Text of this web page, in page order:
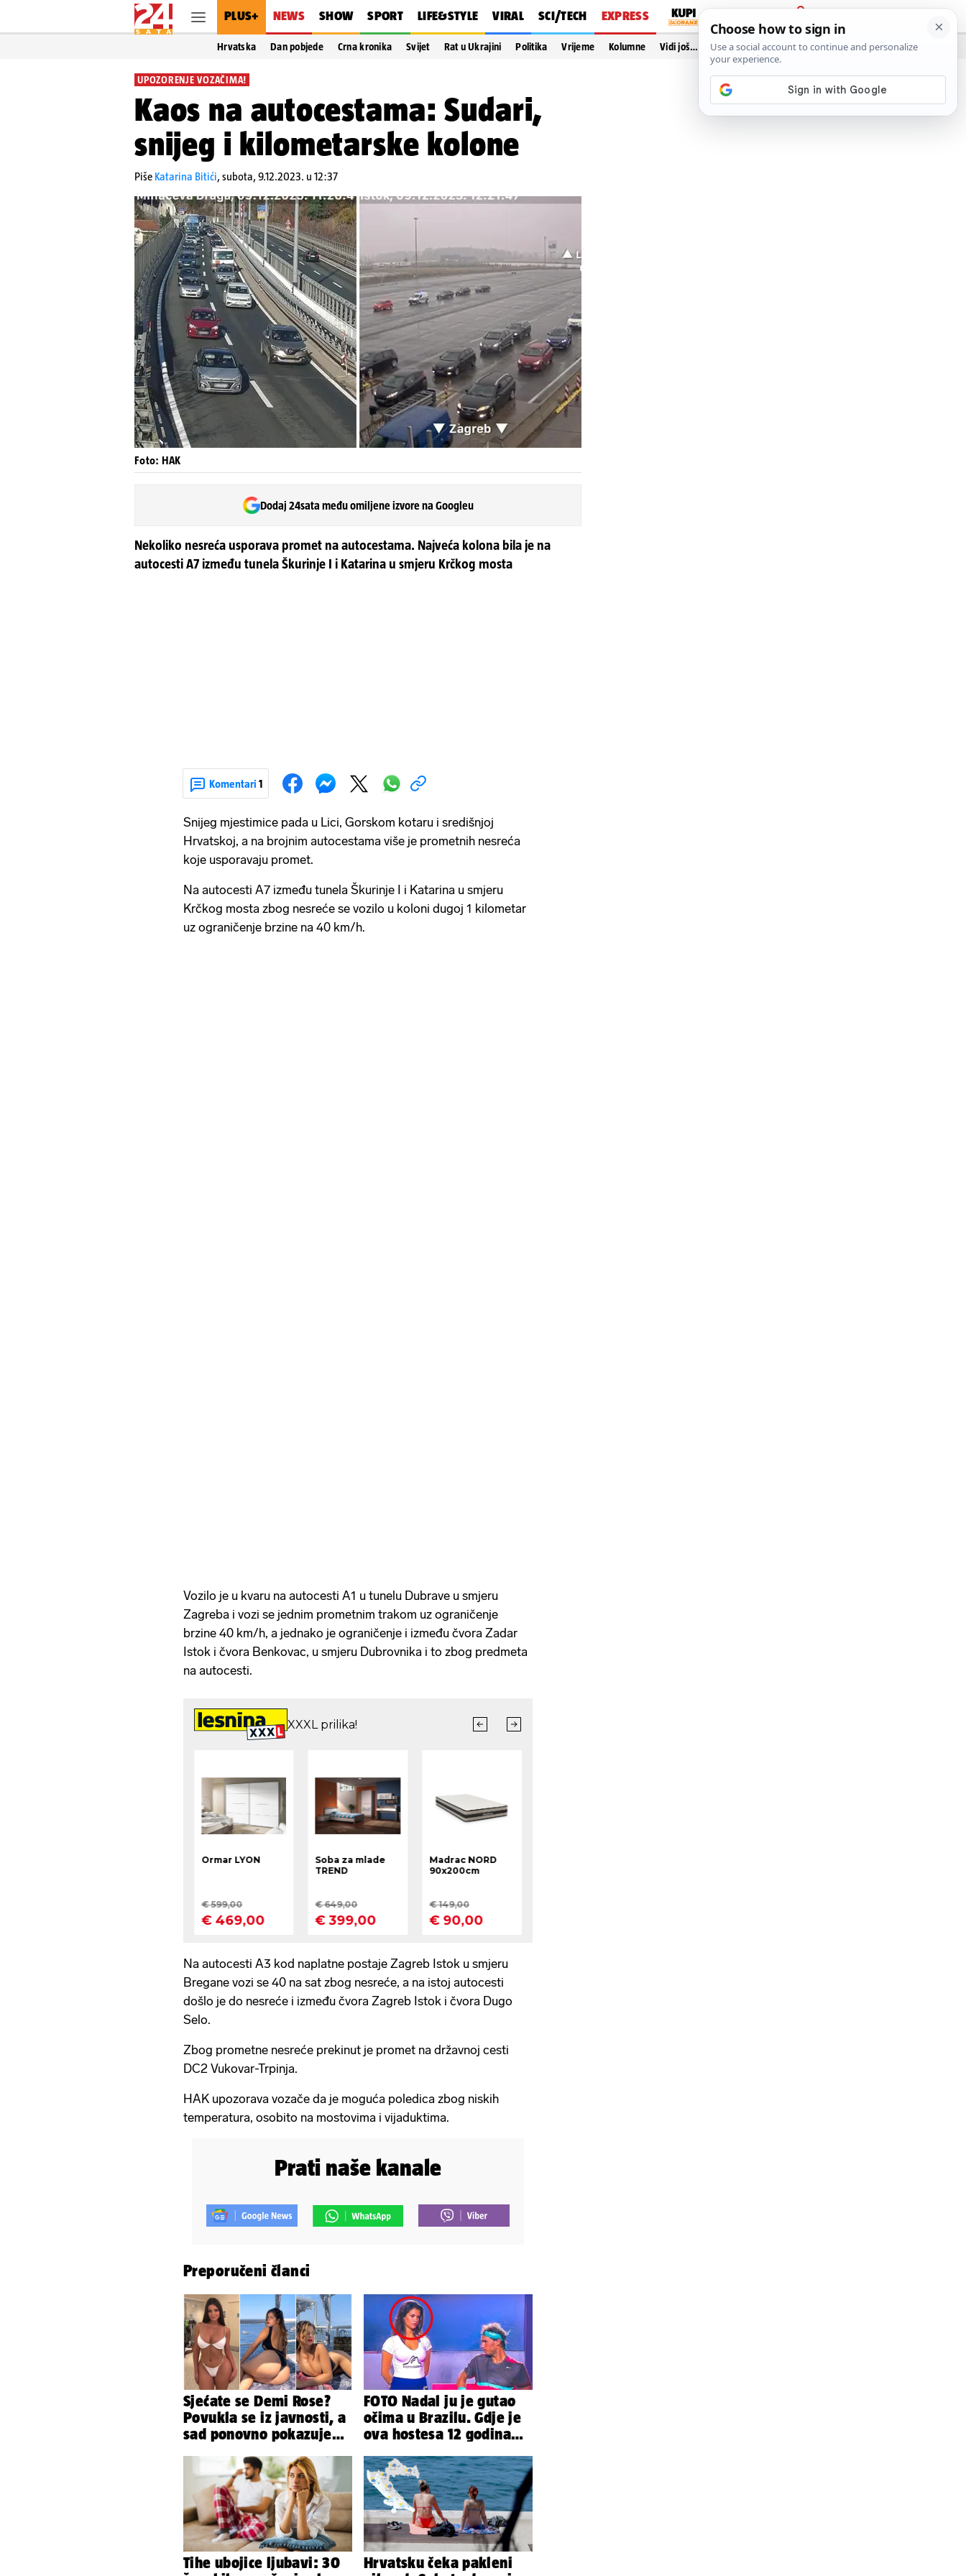
PLUS+ NEWS SHOW SPORT LIFE&STYLE VIRAL SCI/TECH EXPRESS
PRIJAVA
Hrvatska Dan pobjede Crna kronika Svijet Rat u Ukrajini Politika Vrijeme Kolumne Vidi još…
UPOZORENJE VOZAČIMA!
Kaos na autocestama: Sudari,
snijeg i kilometarske kolone
Piše Katarina Bitići,subota, 9.12.2023. u 12:37
Foto: HAK
Dodaj 24sata među omiljene izvore na Googleu
Nekoliko nesreća usporava promet na autocestama. Najveća kolona bila je na
autocesti A7 između tunela Škurinje I i Katarina u smjeru Krčkog mosta
Komentari 1
Snijeg mjestimice pada u Lici, Gorskom kotaru i središnjoj
Hrvatskoj, a na brojnim autocestama više je prometnih nesreća
koje usporavaju promet.
Na autocesti A7 između tunela Škurinje I i Katarina u smjeru
Krčkog mosta zbog nesreće se vozilo u koloni dugoj 1 kilometar
uz ograničenje brzine na 40 km/h.
Vozilo je u kvaru na autocesti A1 u tunelu Dubrave u smjeru
Zagreba i vozi se jednim prometnim trakom uz ograničenje
brzine 40 km/h, a jednako je ograničenje i između čvora Zadar
Istok i čvora Benkovac, u smjeru Dubrovnika i to zbog predmeta
na autocesti.
Na autocesti A3 kod naplatne postaje Zagreb Istok u smjeru
Bregane vozi se 40 na sat zbog nesreće, a na istoj autocesti
došlo je do nesreće i između čvora Zagreb Istok i čvora Dugo
Selo.
Zbog prometne nesreće prekinut je promet na državnoj cesti
DC2 Vukovar-Trpinja.
HAK upozorava vozače da je moguća poledica zbog niskih
temperatura, osobito na mostovima i vijaduktima.
Prati naše kanale
Preporučeni članci
Sjećate se Demi Rose?
Povukla se iz javnosti, a
sad ponovno pokazuje
FOTO Nadal ju je gutao
očima u Brazilu. Gdje je
ova hostesa 12 godina
Tihe ubojice ljubavi: 30
Hrvatsku čeka pakleni